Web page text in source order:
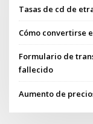
Tasas de cd de
Cómo convertirse
Formulario de
fallecido
Aumento de